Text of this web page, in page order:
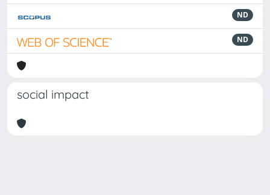
ND
ND
social impact